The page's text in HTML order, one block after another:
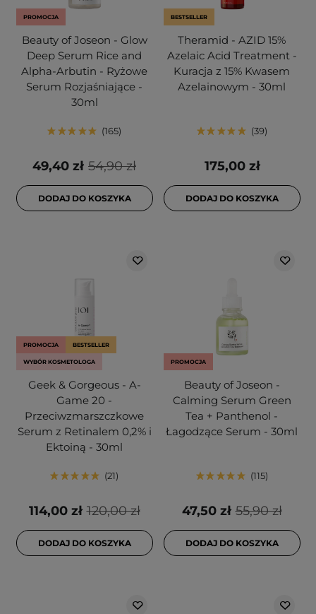
PROMOCJA
Beauty of Joseon - Glow
Deep Serum Rice and
Alpha-Arbutin - Ryżowe
Serum Rozjaśniające -
30ml
165
54,90 zł
49,40 zł
DODAJ DO KOSZYKA
BESTSELLER
Theramid - AZID 15%
Azelaic Acid Treatment -
Kuracja z 15% Kwasem
Azelainowym - 30ml
39
175,00 zł
DODAJ DO KOSZYKA
PROMOCJA BESTSELLER
WYBÓR KOSMETOLOGA
Geek & Gorgeous - A-
Game 20 -
Przeciwzmarszczkowe
Serum z Retinalem 0,2% i
Ektoiną - 30ml
21
120,00 zł
114,00 zł
DODAJ DO KOSZYKA
PROMOCJA
Beauty of Joseon -
Calming Serum Green
Tea + Panthenol -
Łagodzące Serum - 30ml
115
55,90 zł
47,50 zł
DODAJ DO KOSZYKA